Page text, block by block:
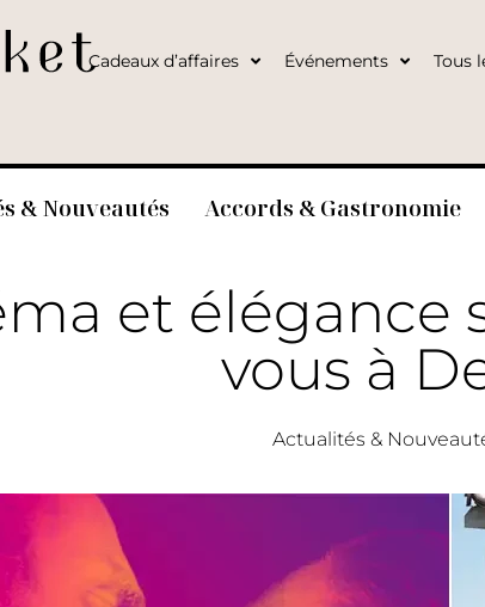
Cadeaux d’affaires Événements Tous
& Nouveautés Accords & Gastronomie
et élégance
vous à
Actualités &